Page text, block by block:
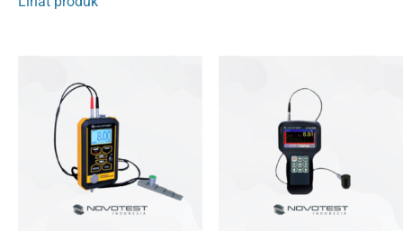
out of 5